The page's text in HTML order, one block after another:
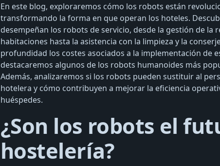
En este blog, exploraremos cómo los robots están
transformando la forma en que operan los hoteles.
desempeñan los robots de servicio, desde la gestión de la
habitaciones hasta la asistencia con la limpieza y la
profundidad los costes asociados a la implementación de
destacaremos algunos de los robots humanoides más
Además, analizaremos si los robots pueden sustituir al
hotelera y cómo contribuyen a mejorar la eficiencia
huéspedes.
¿Son los robots el
hostelería?